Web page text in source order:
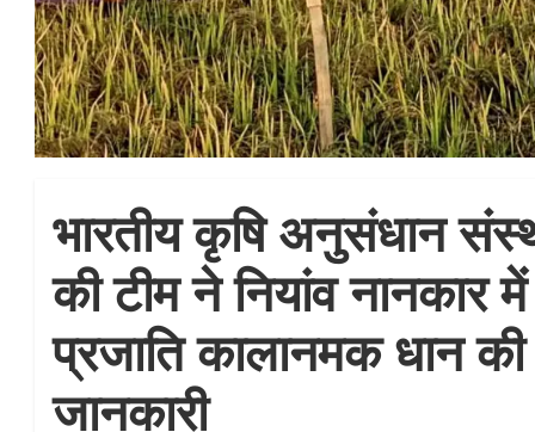
भारतीय कृषि अनुसंधान
की टीम ने नियांव नानकार
प्रजाति कालानमक धान
जानकारी